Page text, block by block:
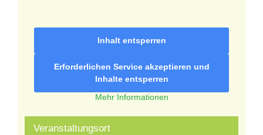
Veranstaltungsort
Inhalt entsperren
Erforderlichen Service akzeptieren und
Inhalte entsperren
Mehr Informationen